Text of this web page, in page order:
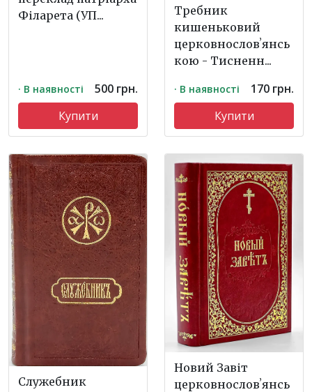
Філарета (УП...
· В наявності
500 грн.
Купити
Требник
кишеньковий
церковнословʼянсь
кою - Тисненн...
· В наявності
170 грн.
Купити
Служебник
Новий Завіт
церковнословʼянсь